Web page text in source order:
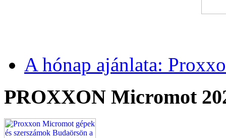
A hónap ajánlata:
PROXXON Micromot